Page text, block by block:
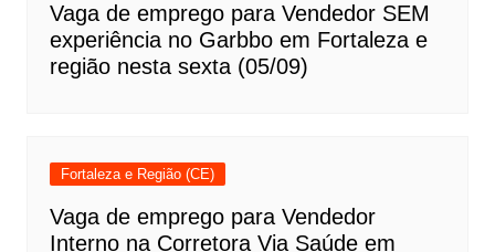
Vaga de emprego para Vendedor SEM
experiência no Garbbo em Fortaleza e
região nesta sexta (05/09)
Fortaleza e Região (CE)
Vaga de emprego para Vendedor
Interno na Corretora Via Saúde em